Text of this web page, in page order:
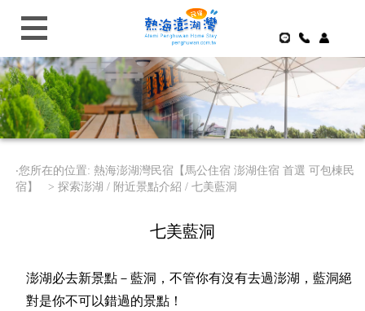
‧您所在的位置: 熱海澎湖灣民宿【馬公住宿 澎湖住宿 首選 可包棟民
宿】 > 探索澎湖 / 附近景點介紹 / 七美藍洞
七美藍洞
澎湖必去新景點－藍洞，不管你有沒有去過澎湖，藍洞絕
對是你不可以錯過的景點！